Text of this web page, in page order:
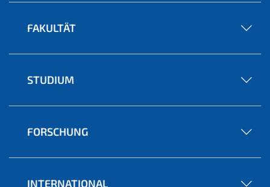
FAKULTÄT
STUDIUM
FORSCHUNG
INTERNATIONAL